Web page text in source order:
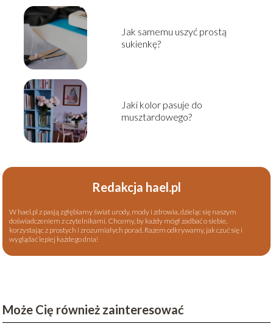
Jak samemu uszyć prostą
sukienkę?
Jaki kolor pasuje do
musztardowego?
Redakcja hael.pl
W hael.pl z pasją zgłębiamy świat urody, mody i zdrowia, dzieląc się naszym
doświadczeniem z czytelnikami. Chcemy, by każdy mógł zadbać o siebie,
korzystając z prostych i zrozumiałych porad. Razem odkrywamy, jak czuć się i
wyglądać lepiej każdego dnia!
Może Cię również zainteresować